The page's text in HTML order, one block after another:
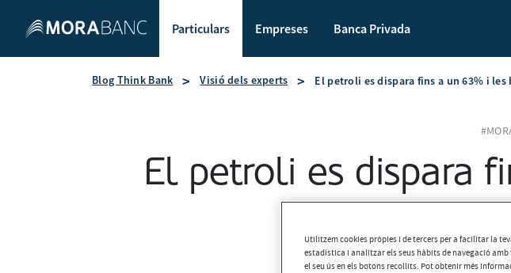
Particulars Empreses Banca Privada
Blog Think Bank Visió dels experts El petroli es dispara fins a un 63% i les
El petroli es dispara
Utilitzem cookies pròpies i de tercers per a facilitar la
estadística i analitzar els seus hàbits de navegació
el seu ús en els botons recollits. Pot obtenir més